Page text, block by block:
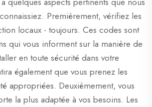
Premièrement, vérifiez les
locaux - toujours. Ces codes sont
qui vous informent sur la manière de
en toute sécurité dans votre
également que vous prenez les
appropriées. Deuxièmement, vous
la plus adaptée à vos besoins. Les